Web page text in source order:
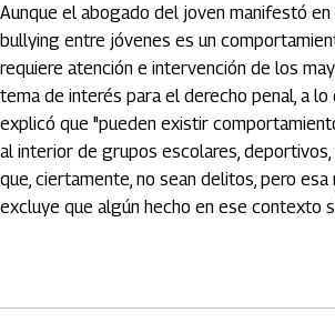
Aunque el abogado del joven manifestó en
bullying entre jóvenes es un
requiere atención e intervención de los
tema de interés para el derecho penal, a lo
explicó que "pueden existir
al interior de grupos escolares, deportivos,
que, ciertamente, no sean delitos, pero esa
excluye que algún hecho en ese contexto